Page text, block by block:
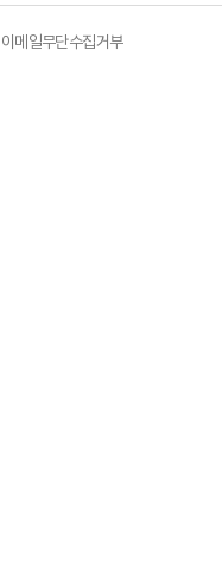
이메일무단수집거부